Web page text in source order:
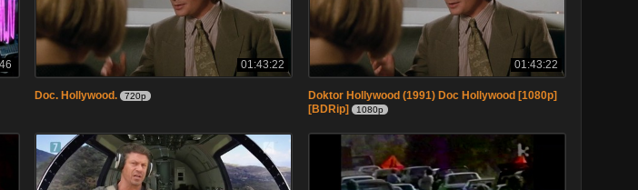
01:43:22
Doc. Hollywood. 720p
01:43:22
Doktor Hollywood (1991) Doc Hollywood [1080p]
[BDRip]
1080p